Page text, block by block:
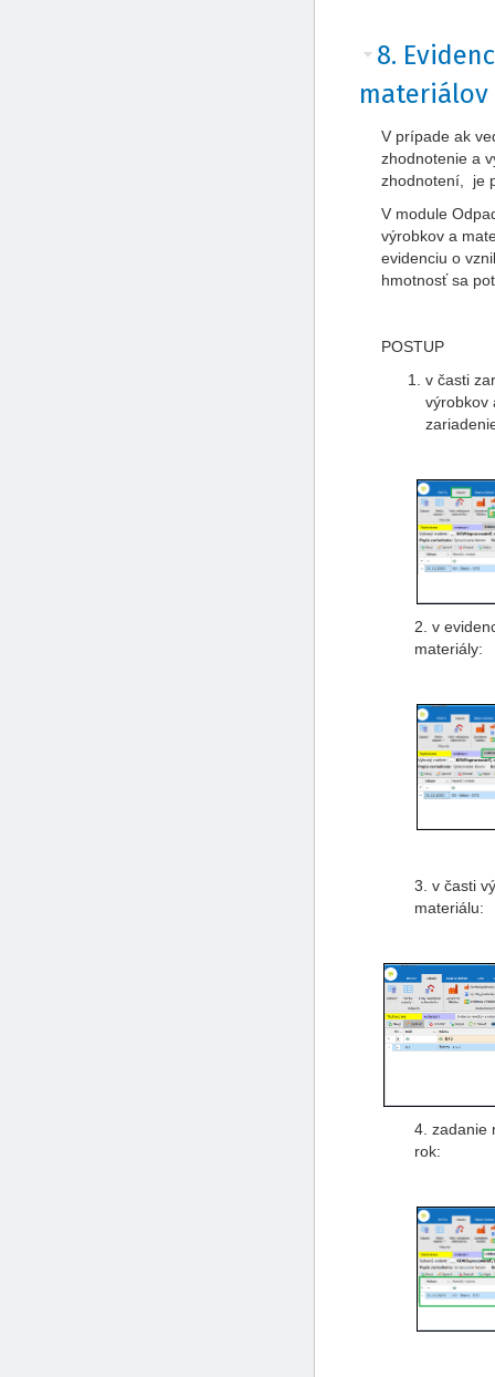
8.
materiálov
V prípade ak
zhodnotenie a
zhodnotení, je
V module
výrobkov a
evidenciu o
hmotnosť sa
POSTUP
v časti
výrobkov
2. v
materiály:
3. v časti
materiálu:
4. zadanie
rok: